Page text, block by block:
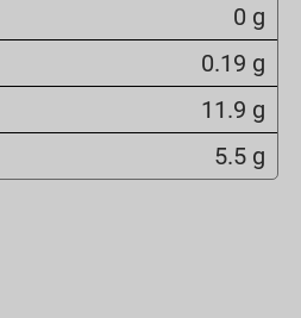
0 g
0.19 g
11.9 g
5.5 g